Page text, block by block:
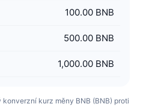
100.00 BNB
500.00 BNB
1,000.00 BNB
kurz měny BNB (BNB) proti